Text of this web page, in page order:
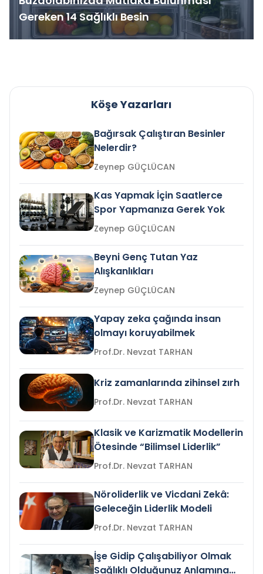
Gereken 14 Sağlıklı Besin
Köşe Yazarları
Bağırsak Çalıştıran Besinler
Nelerdir?
Zeynep GÜÇLÜCAN
Kas Yapmak İçin Saatlerce
Spor Yapmanıza Gerek Yok
Zeynep GÜÇLÜCAN
Beyni Genç Tutan Yaz
Alışkanlıkları
Zeynep GÜÇLÜCAN
Yapay zeka çağında insan
olmayı koruyabilmek
Prof.Dr. Nevzat TARHAN
Kriz zamanlarında zihinsel zırh
Prof.Dr. Nevzat TARHAN
Klasik ve Karizmatik Modellerin
Ötesinde “Bilimsel Liderlik”
Prof.Dr. Nevzat TARHAN
Nöroliderlik ve Vicdani Zekâ:
Geleceğin Liderlik Modeli
Prof.Dr. Nevzat TARHAN
İşe Gidip Çalışabiliyor Olmak
Sağlıklı Olduğunuz Anlamına